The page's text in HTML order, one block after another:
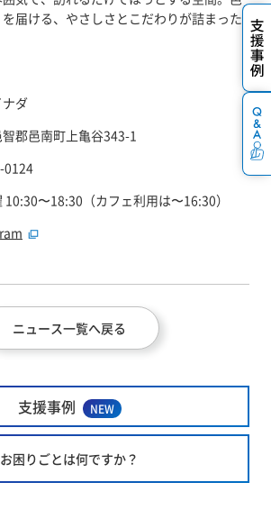
届ける、やさしさとこだわりが詰まった
ダ
邑南町上亀谷343-1
0124
〜18:30（カフェ利用は〜16:30）
ニュース一覧へ戻る
支援事例 NEW
お困りごとは何ですか？